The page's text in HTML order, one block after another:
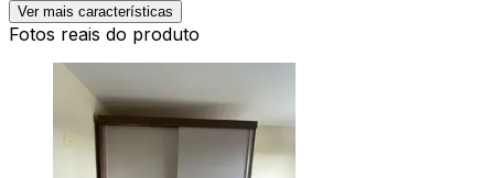
Ver mais características
Fotos reais do produto